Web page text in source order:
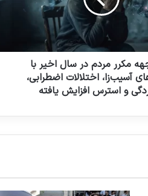
پرداخت فوق‌العاده خاص به کارکنان دولت
در شورای نگهبان تأیید شد
مکرر مردم در سال اخیر با
آسیب‌زا، اختلالات اضطرابی،
و استرس افزایش یافته